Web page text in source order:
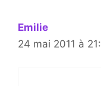
Emilie
24 mai 2011 à